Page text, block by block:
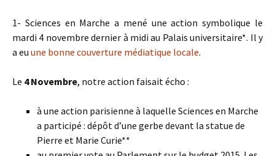
1- Sciences en Marche a mené une action symbolique le
mardi 4 novembre dernier à midi au Palais universitaire*. Il y
a eu une bonne couverture médiatique locale.
Le 4 Novembre, notre action faisait écho :
à une action parisienne à laquelle Sciences en Marche
a participé : dépôt d’une gerbe devant la statue de
Pierre et Marie Curie**